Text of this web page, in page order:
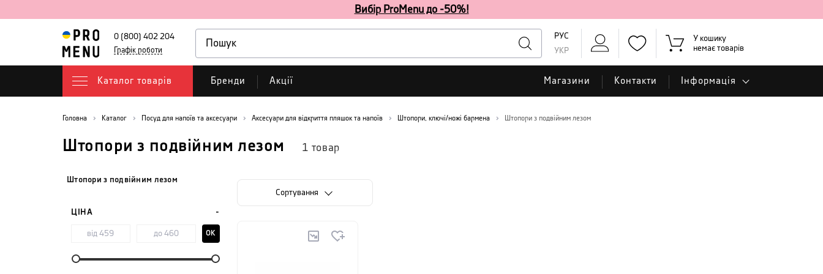
Вибір ProMenu до -50%!
0 (800) 402 204
Графік роботи
РУС
УКР
У кошику
немає товарів
Каталог товарів Бренди Акції Магазини Контакти Інформація
Головна Каталог Посуд для напоїв та аксесуари Аксесуари для відкриття пляшок та напоїв Штопори, ключі/ножі бармена Штопори з подвійним лезом
Штопори з подвійним лезом 1 товар
Штопори з подвійним лезом
ЦІНА
OK
Сортування